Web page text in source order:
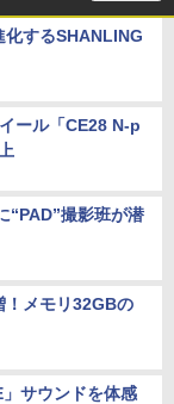
化するSHANLING
ール「CE28 N-p
“PAD”撮影班が潜
！メモリ32GBの
サウンドを体感